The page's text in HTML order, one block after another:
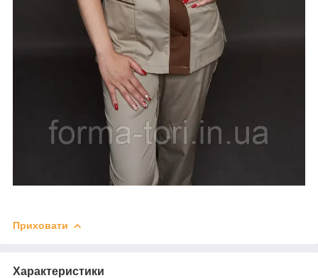
Приховати
Характеристики